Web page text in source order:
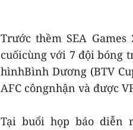
Trước thềm SEA
cuốicùng với 7 đội bóng
hìnhBình Dương (BTV
AFC côngnhận và được
Tại buổi họp báo diễn